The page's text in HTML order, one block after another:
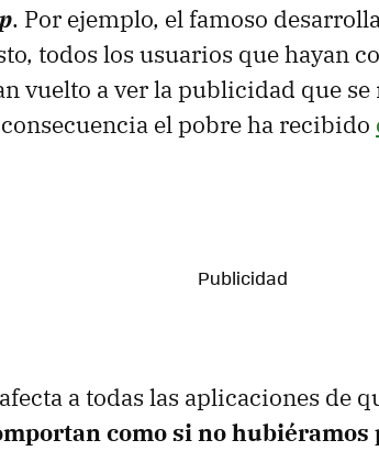
. Por ejemplo, el famoso
todos los usuarios que hayan
vuelto a ver la publicidad que
el pobre ha recibido
a todas las aplicaciones de
como si no hubiéramos